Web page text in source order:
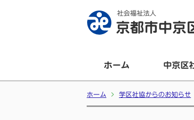
社会福祉法人
京都市中京
ホーム 中京区
ホーム 学区社協からのお知らせ